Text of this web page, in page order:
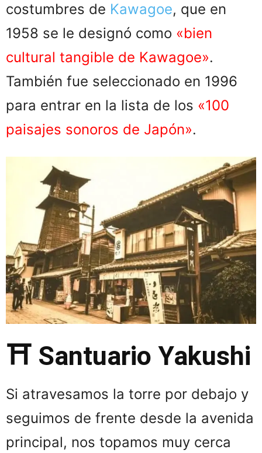
costumbres de Kawagoe, que en
1958 se le designó como «bien
cultural tangible de Kawagoe».
También fue seleccionado en 1996
para entrar en la lista de los «100
paisajes sonoros de Japón».
⛩️ Santuario Yakushi
Si atravesamos la torre por debajo y
seguimos de frente desde la avenida
principal, nos topamos muy cerca